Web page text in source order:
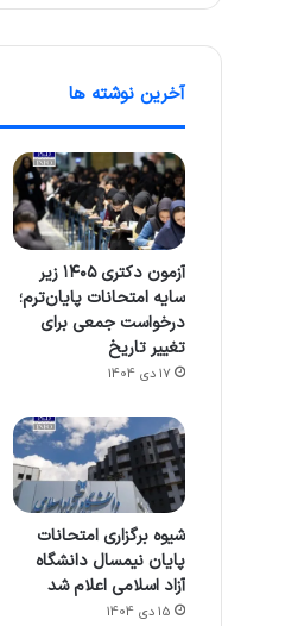
آخرین نوشته ها
آزمون دکتری ۱۴۰۵ زیر
سایه امتحانات پایان‌ترم؛
درخواست جمعی برای
تغییر تاریخ
17 دی 1404
شیوه برگزاری امتحانات
پایان نیمسال دانشگاه
آزاد اسلامی اعلام شد
15 دی 1404